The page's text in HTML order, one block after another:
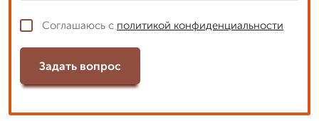
Соглашаюсь с политикой конфиденциальности
Задать вопрос